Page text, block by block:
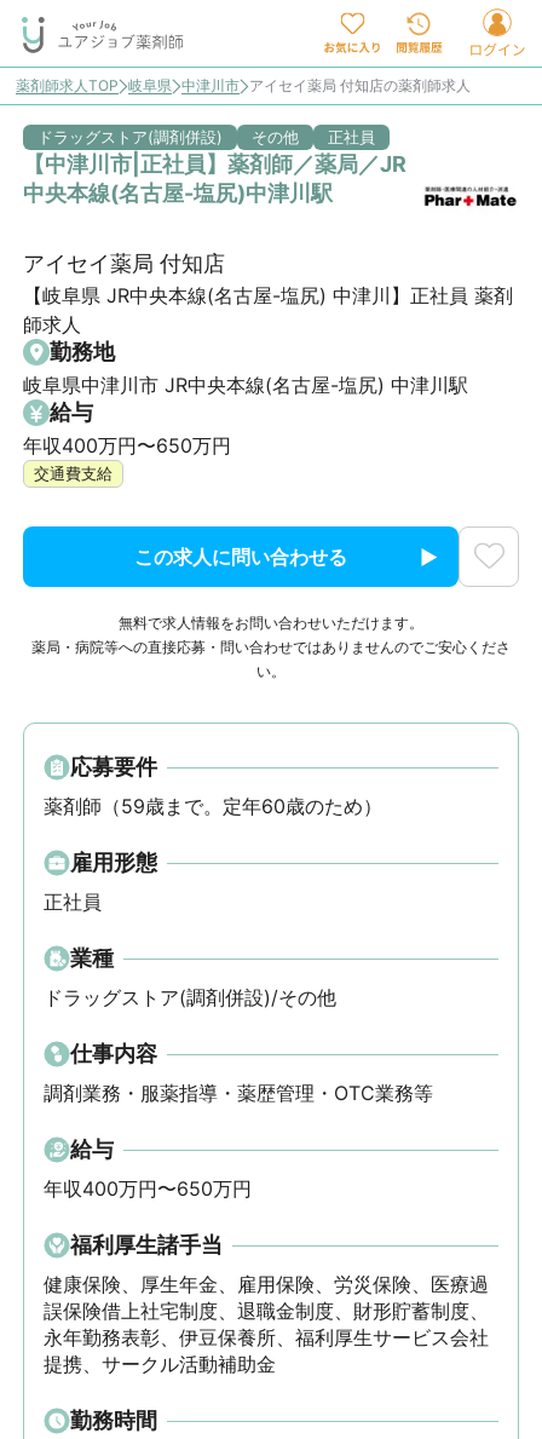
薬剤師求人TOP 岐阜県 中津川市 アイセイ薬局 付知店の薬剤師求人
ドラッグストア(調剤併設) その他 正社員
【中津川市|正社員】薬剤師／薬局／JR
中央本線(名古屋-塩尻)中津川駅
アイセイ薬局 付知店
【岐阜県 JR中央本線(名古屋-塩尻) 中津川】正社員 薬剤
師求人
勤務地
岐阜県中津川市 JR中央本線(名古屋-塩尻) 中津川駅
給与
年収400万円〜650万円
交通費支給
この求人に問い合わせる
無料で求人情報をお問い合わせいただけます。
薬局・病院等への直接応募・問い合わせではありませんのでご安心くださ
い。
応募要件
薬剤師（59歳まで。定年60歳のため）
雇用形態
正社員
業種
ドラッグストア(調剤併設)/その他
仕事内容
調剤業務・服薬指導・薬歴管理・OTC業務等
給与
年収400万円〜650万円
福利厚生諸手当
健康保険、厚生年金、雇用保険、労災保険、医療過
誤保険借上社宅制度、退職金制度、財形貯蓄制度、
永年勤務表彰、伊豆保養所、福利厚生サービス会社
提携、サークル活動補助金
勤務時間